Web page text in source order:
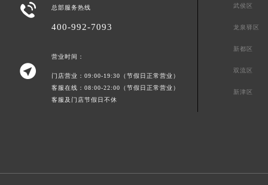
 总部服务热线
400-992-7093

营业时间：
门店营业：09:00-19:30（节假日正常营业）
客服在线：08:00-22:00（节假日正常营业）
客服及门店节假日不休
武侯区
龙泉驿区
新都区
双流区
新津区